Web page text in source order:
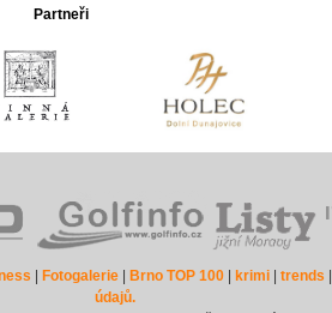
Partneři
Fotogalerie| Brno TOP 100| krimi| trends
údajů.